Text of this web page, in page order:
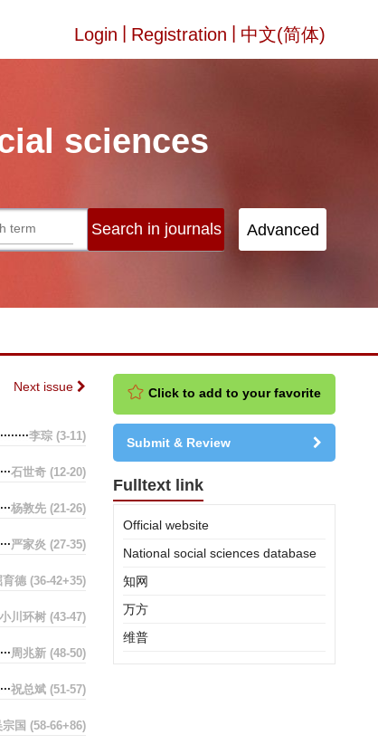
Login Registration 中文(简体)
sciences
Next issue
李琮 (3-11)
石世奇 (12-20)
杨敦先 (21-26)
严家炎 (27-35)
育德 (36-42+35)
小川环树 (43-47)
周兆新 (48-50)
祝总斌 (51-57)
宗国 (58-66+86)
Click to add to your favorite
Submit & Review
Fulltext link
Official website
National social sciences database
知网
万方
维普